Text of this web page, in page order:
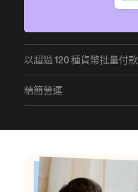
以超過 120 種貨幣批量付款
精簡營運